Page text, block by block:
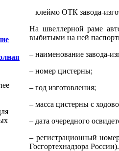
– клеймо ОТК завода-
На швеллерной раме
выбитыми на ней
– наименование завода-
– номер цистерны;
– год изготовления;
– масса цистерны с
– дата очередного
– регистрационный
Госгортехнадзора России).